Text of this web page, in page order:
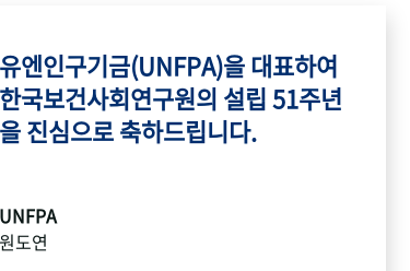
유엔인구기금(UNFPA)을 대표하여
한국보건사회연구원의 설립 51주년
을 진심으로 축하드립니다.
UNFPA
원도연